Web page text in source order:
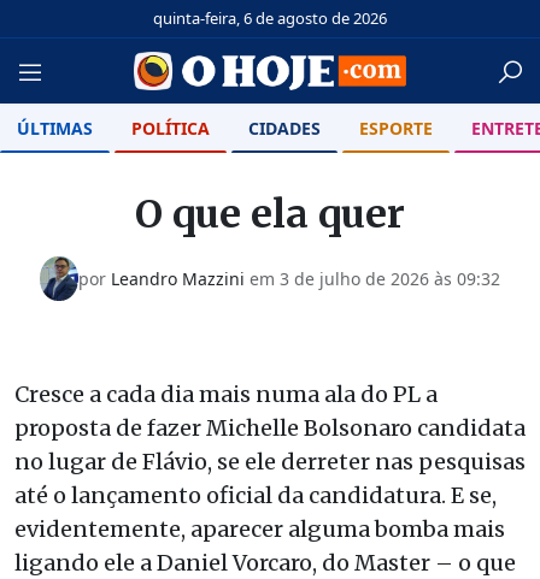
quinta-feira, 6 de agosto de 2026
ÚLTIMAS POLÍTICA CIDADES ESPORTE
O que ela quer
por Leandro Mazzini em 3 de julho de 2026 às 09:32
Cresce a cada dia mais numa ala do PL a
proposta de fazer Michelle Bolsonaro candidata
no lugar de Flávio, se ele derreter nas pesquisas
até o lançamento oficial da candidatura. E se,
evidentemente, aparecer alguma bomba mais
ligando ele a Daniel Vorcaro, do Master – o que